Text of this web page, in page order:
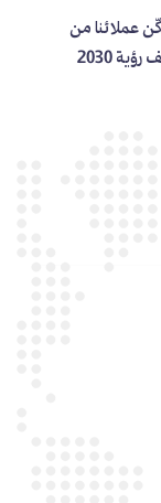
عملائنا من
2030